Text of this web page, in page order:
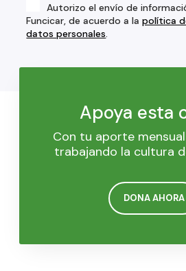
Autorizo el envío de
Funcicar, de acuerdo a lapolítica
datos personales.
Apoya esta
Con tu aporte
trabajando la cultura
DONA AHORA